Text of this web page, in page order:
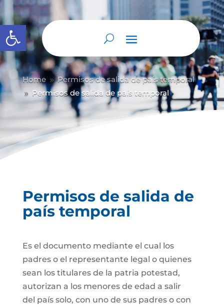
Abrir barra de herramientas
Home 9 Permisos de salida de país temporal
9 Permisos de salida de país temporal
Permisos de salida de
país temporal
Es el documento mediante el cual los
padres o el representante legal o quienes
sean los titulares de la patria potestad,
autorizan a los menores de edad a salir
del país solo, con uno de sus padres o con